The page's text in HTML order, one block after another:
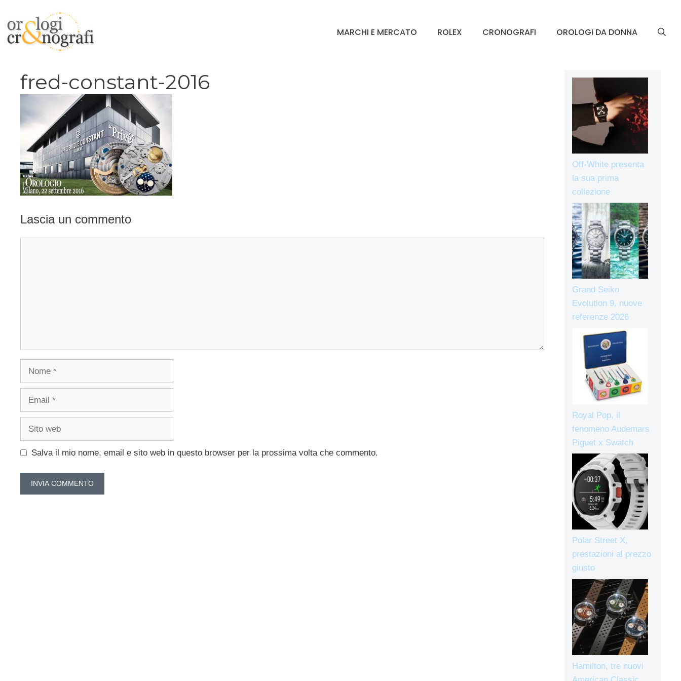
contenuto
MARCHI E MERCATO ROLEX CRONOGRAFI OROLOGI DA DONNA
fred-constant-2016
Lascia un commento
Nome
Email
Sito
Salva il mio nome, email e sito web in questo browser per la prossima volta che commento.
Off-White presenta
la sua prima
collezione
Grand Seiko
Evolution 9, nuove
referenze 2026
Royal Pop, il
fenomeno Audemars
Piguet x Swatch
Polar Street X,
prestazioni al prezzo
giusto
Hamilton, tre nuovi